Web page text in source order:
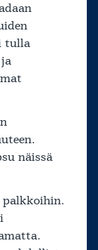
tulla
näissä